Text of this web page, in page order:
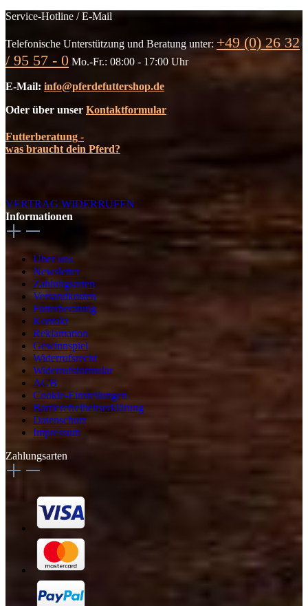
Service-Hotline / E-Mail
Telefonische Unterstützung und Beratung unter: +49 (0) 26 32
/ 95 57 - 0 Mo.-Fr.: 08:00 - 17:00 Uhr
E-Mail: info@pferdefuttershop.de
Oder über unser Kontaktformular
Futterberatung -
was braucht dein Pferd?
VERTRAG WIDERRUFEN
Informationen
Über uns
Newsletter
Zahlungsarten
Versandkosten
Futterberatung
Kontakt
Reklamation
Gewinnspiel
Widerrufsrecht
Widerrufsformular
AGB
Cookie-Einstellungen
Barrierefreiheitserklärung
Datenschutz
Impressum
Zahlungsarten